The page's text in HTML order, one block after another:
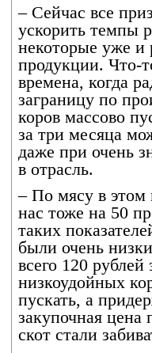
– Сейчас все
ускорить темпы
некоторые уже и
продукции. Что-
времена, когда
заграницу по
коров массово
за три месяца
даже при очень
в отрасль.
– По мясу в этом
нас тоже на 50
таких
были очень
всего 120
низкоудойных
пускать, а
закупочная цена
скот стали